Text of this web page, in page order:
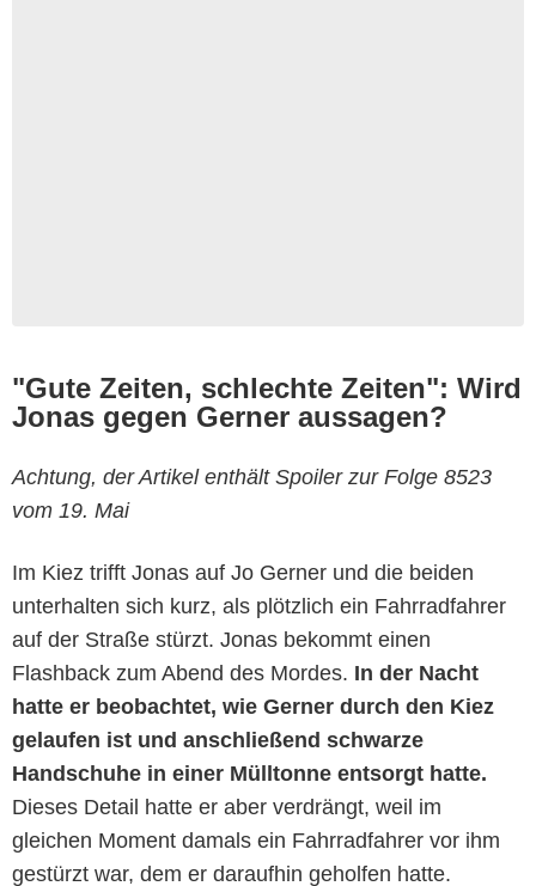
"Gute Zeiten, schlechte Zeiten": Wird
Jonas gegen Gerner aussagen?
Achtung, der Artikel enthält Spoiler zur Folge 8523
vom 19. Mai
Im Kiez trifft Jonas auf Jo Gerner und die beiden
unterhalten sich kurz, als plötzlich ein Fahrradfahrer
auf der Straße stürzt. Jonas bekommt einen
Flashback zum Abend des Mordes. In der Nacht
hatte er beobachtet, wie Gerner durch den Kiez
gelaufen ist und anschließend schwarze
Handschuhe in einer Mülltonne entsorgt hatte.
Dieses Detail hatte er aber verdrängt, weil im
gleichen Moment damals ein Fahrradfahrer vor ihm
gestürzt war, dem er daraufhin geholfen hatte.